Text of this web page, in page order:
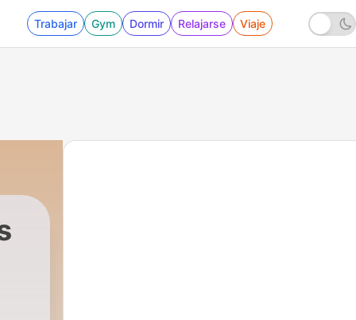
Trabajar Gym Dormir Relajarse Viaje